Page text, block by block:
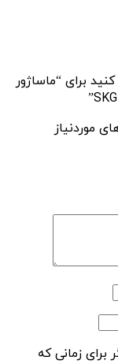
برای “ماساژور
موردنیاز
برای زمانی که